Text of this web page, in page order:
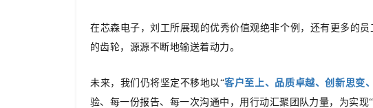
在芯森电子，刘工所展现的优秀价值观绝非个例，还有更多的
的齿轮，源源不断地输送着动力。
未来，我们仍将坚定不移地以“客户至上、品质卓越、创新思变
验、每一份报告、每一次沟通中 ，用行动汇聚团队力量，为实现